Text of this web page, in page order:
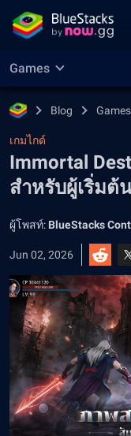
Games
Blog Games
เกมไกด์
Immortal
สำหรับผู้เริ่มต้น
ผู้โพสท์: BlueStacks
Jun 02, 2026